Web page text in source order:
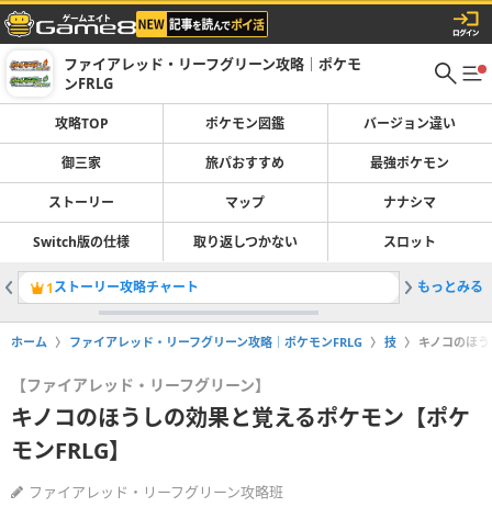
ファイアレッド・リーフグリーン攻略｜ポケモ
ンFRLG
攻略TOP ポケモン図鑑 バージョン違い
御三家 旅パおすすめ 最強ポケモン
ストーリー マップ ナナシマ
Switch版の仕様 取り返しつかない スロット
1ストーリー攻略チャート 2旅パの
もっとみる
ホーム ファイアレッド・リーフグリーン攻略｜ポケモンFRLG 技 キノコのほ
【ファイアレッド・リーフグリーン】
キノコのほうしの効果と覚えるポケモン【ポケ
モンFRLG】
ファイアレッド・リーフグリーン攻略班